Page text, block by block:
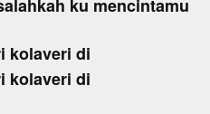
ku mencintamu
kolaveri di
kolaveri di